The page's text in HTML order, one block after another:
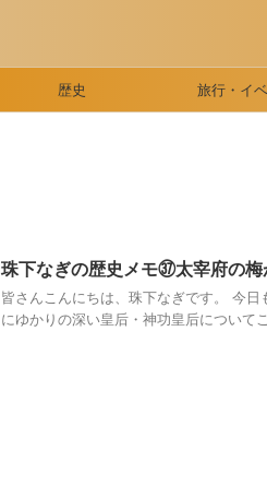
歴史 旅行・イ
珠下なぎの歴史メモ㊲太宰府の
皆さんこんにちは、珠下なぎです。 今
にゆかりの深い皇后・神功皇后につい